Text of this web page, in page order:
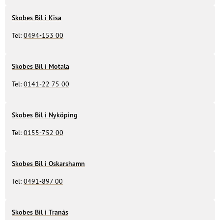
Skobes Bil i Kisa
Tel: 0494-153 00
Skobes Bil i Motala
Tel: 0141-22 75 00
Skobes Bil i Nyköping
Tel: 0155-752 00
Skobes Bil i Oskarshamn
Tel: 0491-897 00
Skobes Bil i Tranås